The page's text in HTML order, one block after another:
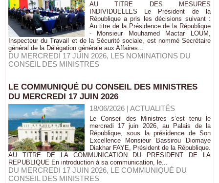
AU TITRE DES MESURES
INDIVIDUELLES Le Président de la
République a pris les décisions suivant :
Au titre de la Présidence de la République
- Monsieur Mouhamed Mactar LOUM,
Inspecteur du Travail et de la Sécurité sociale, est nommé Secrétaire
général de la Délégation générale aux Affaires...
DU MERCREDI 17 JUIN 2026, LES NOMINATIONS DU
CONSEIL DES MINISTRES
LE COMMUNIQUÉ DU CONSEIL DES MINISTRES
DU MERCREDI 17 JUIN 2026
18/06/2026| ACTUALITÉS
Le Conseil des Ministres s’est tenu le
mercredi 17 juin 2026, au Palais de la
République, sous la présidence de Son
Excellence Monsieur Bassirou Diomaye
Diakhar FAYE, Président de la République.
AU TITRE DE LA COMMUNICATION DU PRESIDENT DE LA
REPUBLIQUE En introduction à sa communication, le...
DU MERCREDI 17 JUIN 2026, LE COMMUNIQUÉ DU
CONSEIL DES MINISTRES